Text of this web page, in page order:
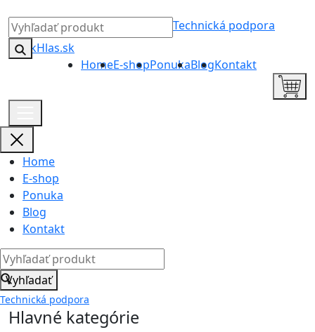
Technická podpora
HomeE-shopPonukaBlogKontakt
Home
E-shop
Ponuka
Blog
Kontakt
Vyhľadať
Technická podpora
Hlavné kategórie